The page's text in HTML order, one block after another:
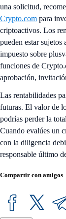
una solicitud,
Crypto.com para
criptoactivos. Los
pueden estar
impuesto sobre
funciones de
aprobación,
Las rentabilidades
futuras. El valor de
podrías perder la
Cuando evalúes un
con la diligencia
responsable último
Compartir con amigos